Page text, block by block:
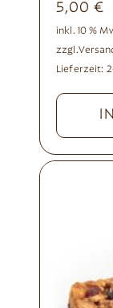
5,00 €
inkl. 10 %
zzgl.
Lieferzeit: